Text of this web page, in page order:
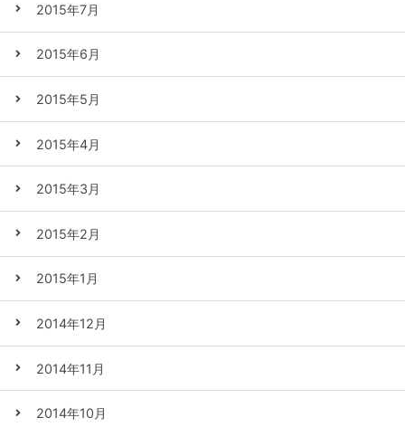
2015年7月
2015年6月
2015年5月
2015年4月
2015年3月
2015年2月
2015年1月
2014年12月
2014年11月
2014年10月